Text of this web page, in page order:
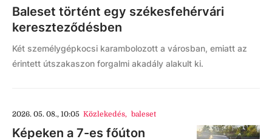
Baleset történt egy székesfehérvári
kereszteződésben
Két személygépkocsi karambolozott a városban, emiatt az
érintett útszakaszon forgalmi akadály alakult ki.
2026. 05. 08., 10:05 Közlekedés, baleset
Képeken a 7-es főúton